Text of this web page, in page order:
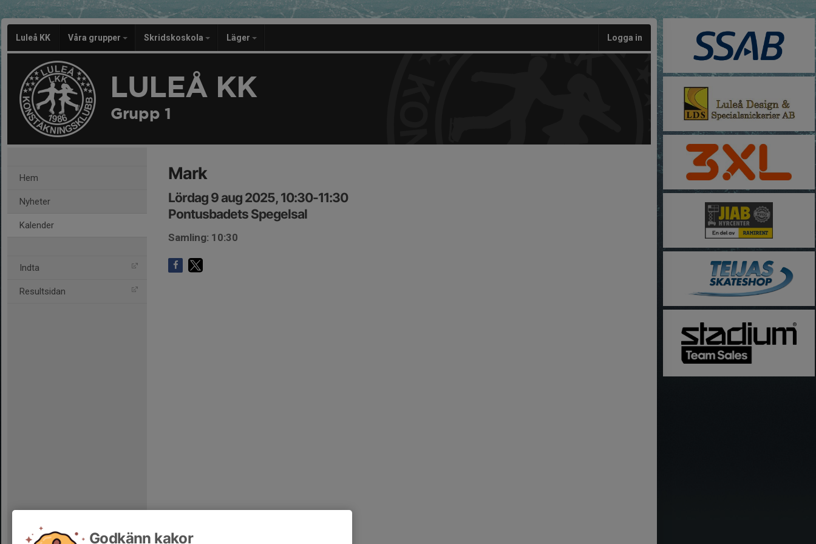
Luleå KK Våra grupper Skridskoskola Läger Logga in
LULEÅ KK
Grupp 1
Hem
Nyheter
Kalender
Indta
Resultsidan
Mark
Lördag 9 aug 2025, 10:30-11:30
Pontusbadets Spegelsal
Samling: 10:30
Godkänn kakor